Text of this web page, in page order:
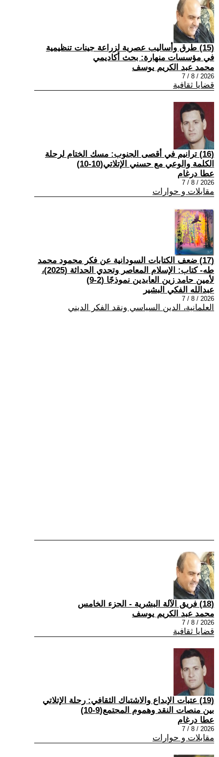
(15) طرق وأساليب عصرية لزراعة جينات تنظيمية
في مؤسسات منهارة: بحث أكاديمي
محمد عبد الكريم يوسف
2026 / 8 / 7
قضايا ثقافية
(16) ترانيم في أقصى الجنوب: مسك الختام لرحلة
الكلمة والوعي مع حسني الإتلاتي(10-10)
عطا درغام
2026 / 8 / 7
مقابلات و حوارات
(17) ضعف الكتابات السودانية عن فكر محمود محمد
طه- كتاب: الإسلام المعاصر وتحدي الحداثة (2025)،
لأمين حامد زين العابدين نموذجًا (2-9)
عبدالله الفكي البشير
2026 / 8 / 7
العلمانية، الدين السياسي ونقد الفكر الديني
(18) فريق الآلة البشرية - الجزء الخامس
محمد عبد الكريم يوسف
2026 / 8 / 7
قضايا ثقافية
(19) عتبات الإبداع والاشتباك الثقافي: رحلة الإتلاتي
بين منصات النقد وهموم المجتمع(9-10)
عطا درغام
2026 / 8 / 7
مقابلات و حوارات